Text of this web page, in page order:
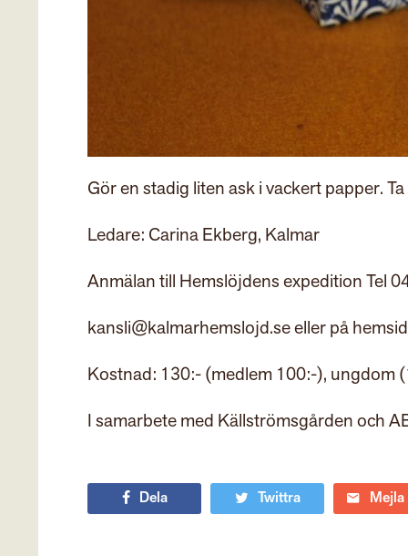
Gör en stadig liten ask i vackert papper.
Ledare: Carina Ekberg, Kalmar
Anmälan till Hemslöjdens expedition Tel
kansli@kalmarhemslojd.se eller på
Kostnad: 130:- (medlem 100:-), ungdom
I samarbete med Källströmsgården och
Dela Twittra